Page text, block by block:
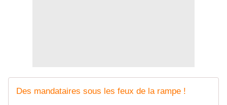
Des mandataires sous les feux de la rampe !